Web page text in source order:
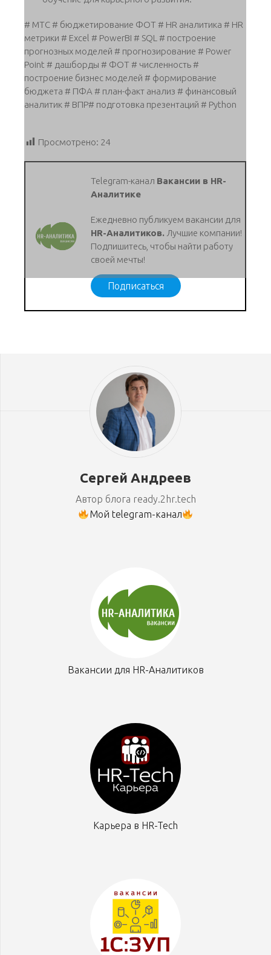
# МТС # бюджетирование ФОТ # HR аналитика # HR
метрики # Excel # PowerBI # SQL # построение
прогнозных моделей # прогнозирование # Power
Point # дашборды # ФОТ # численность #
построение бизнес моделей # формирование
бюджета # ПФА # план-факт анализ # финансовый
аналитик # ВПР# подготовка презентаций # Python
Просмотрено: 24
Telegram-канал Вакансии в HR-
Аналитике
Ежедневно публикуем вакансии для
HR-Аналитиков. Лучшие компании!
Подпишитесь, чтобы найти работу
своей мечты!
Подписаться
Сергей Андреев
Автор блога ready.2hr.tech
Мой telegram-канал
Вакансии для HR-Аналитиков
Карьера в HR-Tech